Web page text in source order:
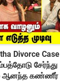
Divorce Case
சேர்ந்து
ஆனந்த கண்ணீர்